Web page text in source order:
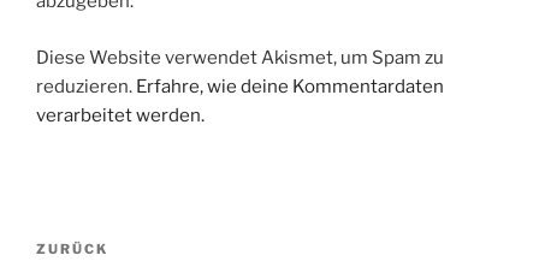
Diese Website verwendet Akismet, um Spam zu
reduzieren. Erfahre, wie deine Kommentardaten
verarbeitet werden.
Beitragsnavigation
Vorheriger
ZURÜCK